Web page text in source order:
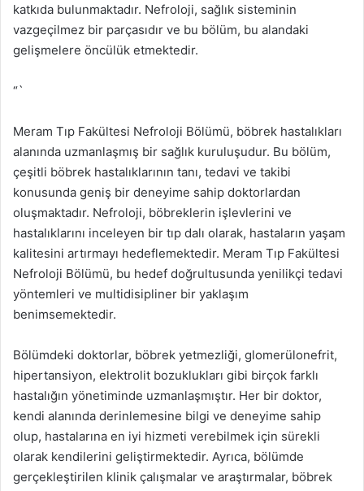
katkıda bulunmaktadır. Nefroloji, sağlık sisteminin
vazgeçilmez bir parçasıdır ve bu bölüm, bu alandaki
gelişmelere öncülük etmektedir.
“`
Meram Tıp Fakültesi Nefroloji Bölümü, böbrek hastalıkları
alanında uzmanlaşmış bir sağlık kuruluşudur. Bu bölüm,
çeşitli böbrek hastalıklarının tanı, tedavi ve takibi
konusunda geniş bir deneyime sahip doktorlardan
oluşmaktadır. Nefroloji, böbreklerin işlevlerini ve
hastalıklarını inceleyen bir tıp dalı olarak, hastaların yaşam
kalitesini artırmayı hedeflemektedir. Meram Tıp Fakültesi
Nefroloji Bölümü, bu hedef doğrultusunda yenilikçi tedavi
yöntemleri ve multidisipliner bir yaklaşım
benimsemektedir.
Bölümdeki doktorlar, böbrek yetmezliği, glomerülonefrit,
hipertansiyon, elektrolit bozuklukları gibi birçok farklı
hastalığın yönetiminde uzmanlaşmıştır. Her bir doktor,
kendi alanında derinlemesine bilgi ve deneyime sahip
olup, hastalarına en iyi hizmeti verebilmek için sürekli
olarak kendilerini geliştirmektedir. Ayrıca, bölümde
gerçekleştirilen klinik çalışmalar ve araştırmalar, böbrek